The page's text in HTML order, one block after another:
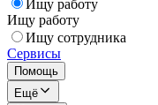
Ищу работу
Ищу работу
Ищу сотрудника
Сервисы
Помощь
Ещё